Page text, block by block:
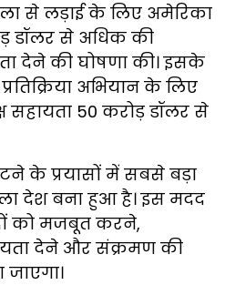
से लड़ाई के लिए अमेरिका
डॉलर से अधिक की
देने की घोषणा की। इसके
अभियान के लिए
सहायता 50 करोड़ डॉलर से
के प्रयासों में सबसे बड़ा
देश बना हुआ है। इस मदद
को मजबूत करने,
देने और संक्रमण की